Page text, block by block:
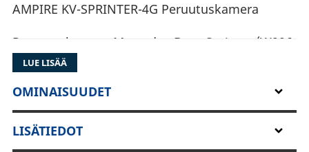
AMPIRE KV-SPRINTER-4G Peruutuskamera
Peruutuskamera Mercedes-Benz Sprinter (W906,
W907, W910)
Volkswagen Crafter vuoteen 2017 asti
TEKNISET TIEDOT
- Kuvien toisto peilataan
- Oppaat: tehdas on kytketty päälle (voidaan
LUE LISÄÄ
OMINAISUUDET
LISÄTIEDOT